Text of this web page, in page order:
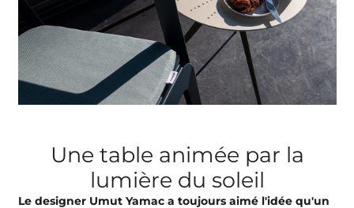
Une table animée par la
lumière du soleil
Le designer Umut Yamac a toujours aimé l'idée qu'un